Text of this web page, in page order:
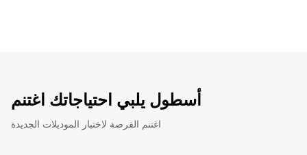
أسطول يلبي احتياجاتك اغتنم
اغتنم الفرصة لاختبار الموديلات الجديدة